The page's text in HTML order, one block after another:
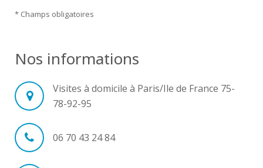
* Champs obligatoires
Nos informations
Visites à domicile à Paris/Ile de France 75-
78-92-95
06 70 43 24 84